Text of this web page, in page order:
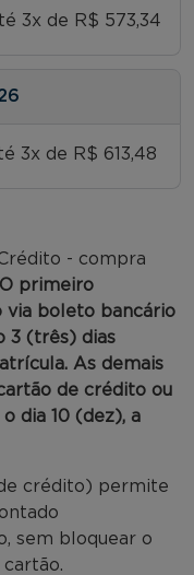
3x de R$ 573,34
3x de R$ 613,48
- compra
O primeiro
via boleto bancário
3 (três) dias
As demais
de crédito ou
dia 10 (dez), a
crédito) permite
sem bloquear o